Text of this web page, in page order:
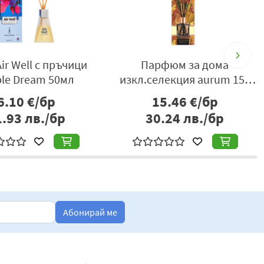
Well с пръчици
Dream 50мл
€/бр
лв./бр
Парфюм за дома
изкл.селекция aurum 150
мл
15.46€/бр
30.24лв./бр
Абонирай ме